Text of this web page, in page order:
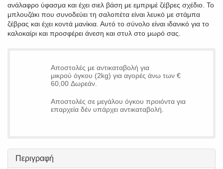
ανάλαφρο ύφασμα και έχει σιελ βάση με εμπριμέ ζέβρες σχέδιο. Το
μπλουζάκι που συνοδεύει τη σαλοπέτα είναι λευκό με στάμπα
ζέβρας και έχει κοντά μανίκια. Αυτό το σύνολο είναι ιδανικό για το
καλοκαίρι και προσφέρει άνεση και στυλ στο μωρό σας.
Αποστολές με αντικαταβολή για
μικρού όγκου (2kg) για αγορές άνω των €
60,00 Δωρεάν.
Αποστολές σε μεγάλου όγκου προιόντα για
επαρχεία δέν υπάρχει αντικαταβολή.
Περιγραφή